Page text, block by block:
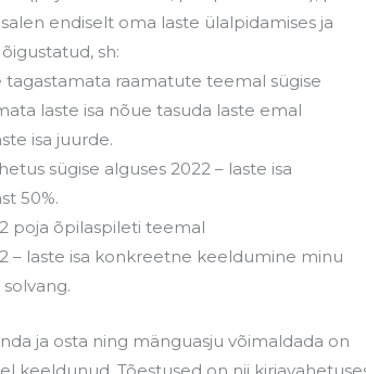
endiselt oma laste ülalpidamises ja
sh:
tagastamata raamatute teemal sügise
laste isa nõue tasuda laste emal
isa juurde.
sügise alguses 2022 – laste isa
50%.
poja õpilaspileti teemal
– laste isa konkreetne keeldumine minu
ja osta ning mänguasju võimaldada on